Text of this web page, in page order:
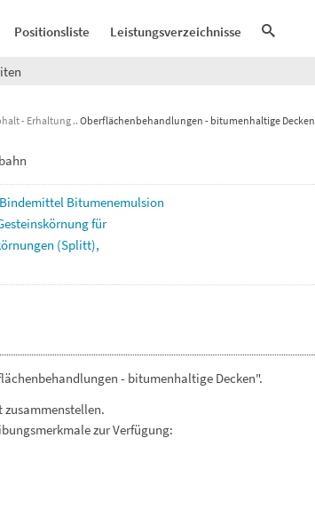
Positionsliste Leistungsverzeichnisse
- Erhaltung Oberflächenbehandlungen - bitumenhaltige Decken
Bindemittel Bitumenemulsion
für
(Splitt),
- bitumenhaltige Decken".
zusammenstellen.
zur Verfügung: